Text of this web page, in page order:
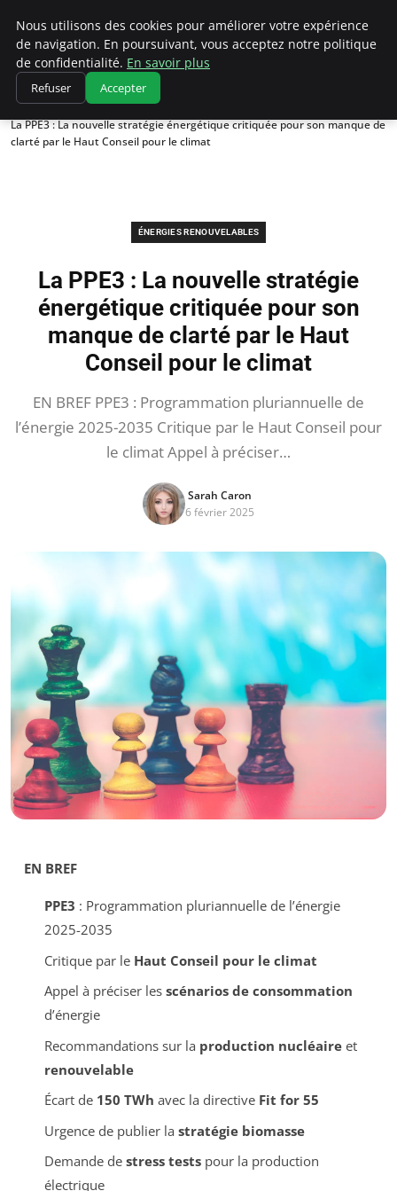
Climatedebtagents
Accueil
Énergies Renouvelables
La PPE3 : La nouvelle stratégie énergétique critiquée pour son manque de
clarté par le Haut Conseil pour le climat
ÉNERGIES RENOUVELABLES
La PPE3 : La nouvelle stratégie
énergétique critiquée pour son
manque de clarté par le Haut
Conseil pour le climat
EN BREF PPE3 : Programmation pluriannuelle de
l’énergie 2025-2035 Critique par le Haut Conseil pour
le climat Appel à préciser…
Sarah Caron
6 février 2025
EN BREF
PPE3 : Programmation pluriannuelle de l’énergie
2025-2035
Critique par le Haut Conseil pour le climat
Appel à préciser les scénarios de consommation
d’énergie
Recommandations sur la production nucléaireet
renouvelable
Écart de 150 TWh avec la directive Fit for 55
Urgence de publier la stratégie biomasse
Demande de stress testspour la production
électrique
Nous utilisons des cookies pour améliorer votre expérience
de navigation. En poursuivant, vous acceptez notre politique
de confidentialité. En savoir plus
Refuser Accepter